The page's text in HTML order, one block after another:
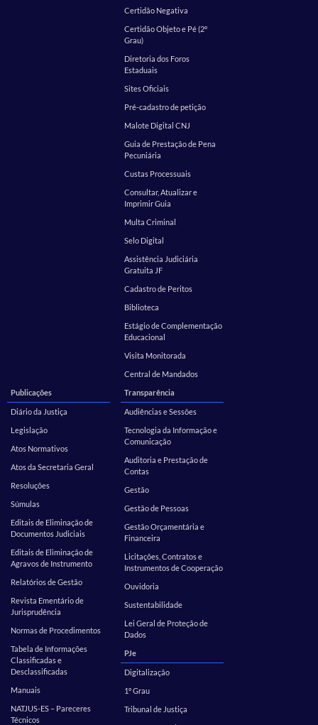
Certidão Negativa
Certidão Objeto e Pé (2º
Grau)
Diretoria dos Foros
Estaduais
Sites Oficiais
Pré-cadastro de petição
Malote Digital CNJ
Guia de Prestação de Pena
Pecuniária
Custas Processuais
Consultar, Atualizar e
Imprimir Guia
Multa Criminal
Selo Digital
Assistência Judiciária
Gratuita JF
Cadastro de Peritos
Biblioteca
Estágio de Complementação
Educacional
Visita Monitorada
Central de Mandados
Publicações
Diário da Justiça
Legislação
Atos Normativos
Atos da Secretaria Geral
Resoluções
Súmulas
Editais de Eliminação de
Documentos Judiciais
Editais de Eliminação de
Agravos de Instrumento
Relatórios de Gestão
Revista Ementário de
Jurisprudência
Normas de Procedimentos
Tabela de Informações
Classificadas e
Desclassificadas
Manuais
NATJUS-ES – Pareceres
Técnicos
Transparência
Audiências e Sessões
Tecnologia da Informação e
Comunicação
Auditoria e Prestação de
Contas
Gestão
Gestão de Pessoas
Gestão Orçamentária e
Financeira
Licitações, Contratos e
Instrumentos de Cooperação
Ouvidoria
Sustentabilidade
Lei Geral de Proteção de
Dados
PJe
Digitalização
1º Grau
Tribunal de Justiça